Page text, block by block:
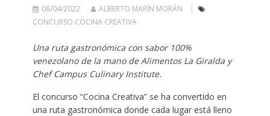
08/04/2022
ALBERTO MARÍN MORÁN
CONCURSO COCINA CREATIVA
Una ruta gastronómica con sabor 100%
venezolano de la mano de Alimentos La Giralda y
Chef Campus Culinary Institute.
El concurso “Cocina Creativa” se ha convertido en
una ruta gastronómica donde cada lugar está lleno